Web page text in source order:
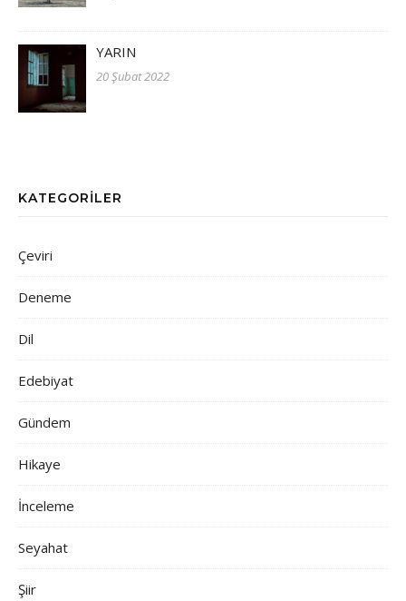
YARIN
20 Şubat 2022
KATEGORILER
Çeviri
Deneme
Dil
Edebiyat
Gündem
Hikaye
İnceleme
Seyahat
Şiir